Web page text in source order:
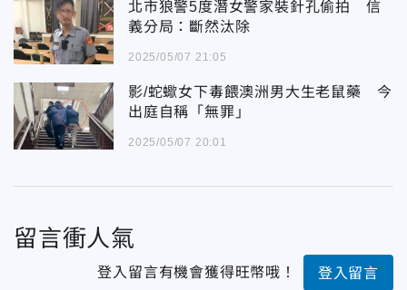
北市狼警5度潛女警家裝針孔偷拍 信
義分局：斷然汰除
2025/05/07 21:05
影/蛇蠍女下毒餵澳洲男大生老鼠藥 今
出庭自稱「無罪」
2025/05/07 20:01
留言衝人氣
登入留言有機會獲得旺幣哦！ 登入留言